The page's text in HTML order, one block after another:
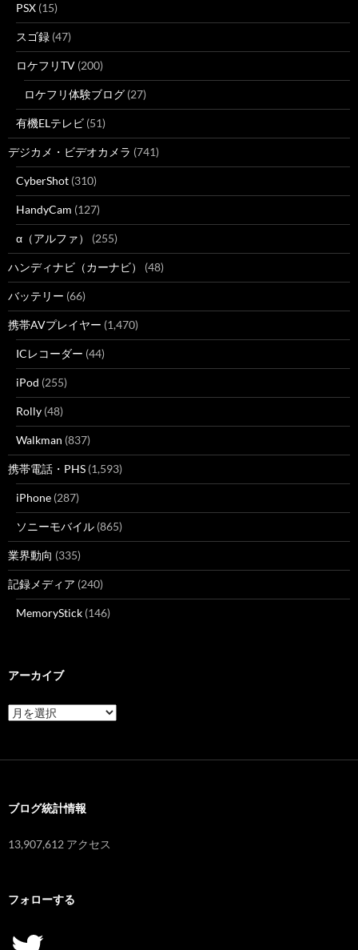
PSX (15)
スゴ録 (47)
ロケフリTV (200)
ロケフリ体験ブログ (27)
有機ELテレビ (51)
デジカメ・ビデオカメラ (741)
CyberShot (310)
HandyCam (127)
α（アルファ） (255)
ハンディナビ（カーナビ） (48)
バッテリー (66)
携帯AVプレイヤー (1,470)
ICレコーダー (44)
iPod (255)
Rolly (48)
Walkman (837)
携帯電話・PHS (1,593)
iPhone (287)
ソニーモバイル (865)
業界動向 (335)
記録メディア (240)
MemoryStick (146)
アーカイブ
ア
ー
ブログ統計情報
13,907,612 アクセス
フォローする
Twitter